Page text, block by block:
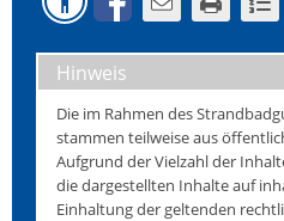
Hinweis
Die im Rahmen des
stammen teilweise aus
Aufgrund der Vielzahl der
die dargestellten Inhalte auf
Einhaltung der geltenden